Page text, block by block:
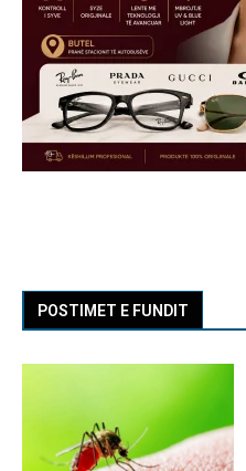
POSTIMET E FUNDIT